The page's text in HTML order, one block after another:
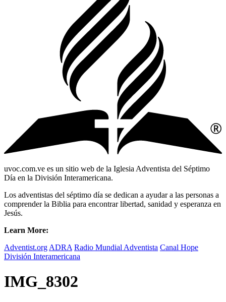
uvoc.com.ve es un sitio web de la Iglesia Adventista del Séptimo
Día en la División Interamericana.
Los adventistas del séptimo día se dedican a ayudar a las personas a
comprender la Biblia para encontrar libertad, sanidad y esperanza en
Jesús.
Learn More:
Adventist.org ADRA Radio Mundial Adventista Canal Hope
División Interamericana
IMG_8302